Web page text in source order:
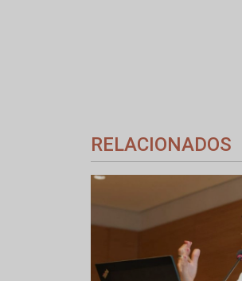
RELACIONADOS